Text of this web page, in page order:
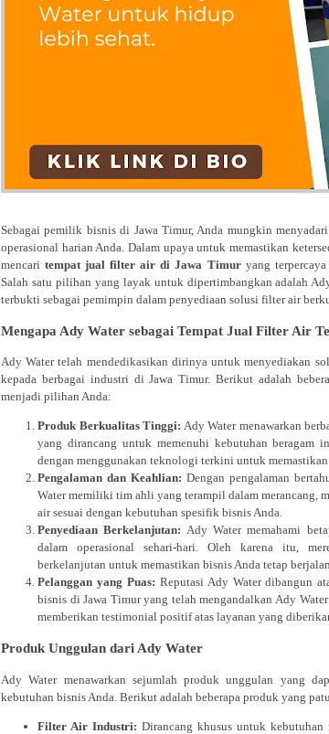
Sebagai pemilik bisnis di Jawa Timur, Anda mungkin
operasional harian Anda. Dalam upaya untuk memastikan
mencaritempat jual filter air di Jawa Timuryang terpercaya
Salah satu pilihan yang layak untuk dipertimbangkan adalah
terbukti sebagai pemimpin dalam penyediaan solusi filter air
Mengapa Ady Water sebagai Tempat Jual Filter Air
Ady Water telah mendedikasikan dirinya untuk menyediakan
kepada berbagai industri di Jawa Timur. Berikut adalah
menjadi pilihan Anda:
Produk Berkualitas Tinggi: Ady Water menawarkan
yang dirancang untuk memenuhi kebutuhan beragam
dengan menggunakan teknologi terkini untuk
Pengalaman dan Keahlian: Dengan pengalaman
Water memiliki tim ahli yang terampil dalam merancang,
air sesuai dengan kebutuhan spesifik bisnis Anda.
Penyediaan Berkelanjutan: Ady Water memahami
dalam operasional sehari-hari. Oleh karena itu,
berkelanjutan untuk memastikan bisnis Anda tetap
Pelanggan yang Puas: Reputasi Ady Water dibangun
bisnis di Jawa Timur yang telah mengandalkan Ady
memberikan testimonial positif atas layanan yang
Produk Unggulan dari Ady Water
Ady Water menawarkan sejumlah produk unggulan yang
kebutuhan bisnis Anda. Berikut adalah beberapa produk yang
Filter Air Industri: Dirancang khusus untuk